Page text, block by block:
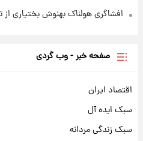
افشاگری هولناک بهنوش بختیاری
صفحه خبر - وب گردی
اقتصاد ایران
سبک ایده آل
سبک زندگی مردانه